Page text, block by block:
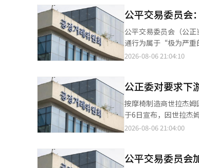
行了修正。通信三家
攻击等导致的信息泄
供商的故意或过失等
名和密码被恶意使用
会对此进行了修正，扩
做法被公平交易委员
视为同意的默示同意
会被认定有效。公平
强化服务提供商的安
立。”※ 本报道经人工
公平交易委员会
公平交易委员会（公
通行为属于“极为严重的违法行为”
了关于国债拍卖串通
券 △基于证券，以及5家银
的国债采用竞争性招
公司中，只有3家公司没有参与串通，因此被
2023年6月的约3年6个月内参
《公平交易法》中的“
最高可达销售额的
2026-08-06 21:04:10
公正委对要求下
按摩椅制造商世拉杰姆因
于6日宣布，因世拉杰
椅和按摩设备的公司。 根据公正委的调查，世拉杰姆自2019年8月至2024年1月期间，在委托供货商制作按摩椅零部
与供货商协商的情况
2026-08-06 21:04:00
公平交易委员会